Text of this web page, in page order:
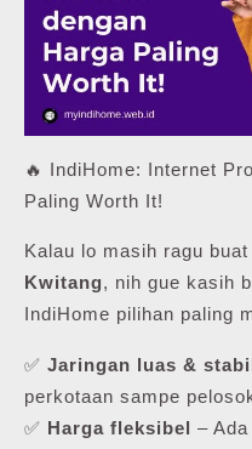
🔥 IndiHome: Internet
Paling Worth It!
Kalau lo masih ragu buat
Kwitang, nih gue kasih
IndiHome pilihan paling
✅ Jaringan luas &
perkotaan sampe
✅ Harga fleksibel –